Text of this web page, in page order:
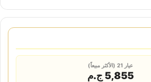
عيار 21 (الأكثر مبيعاً)
5,855 ج.م